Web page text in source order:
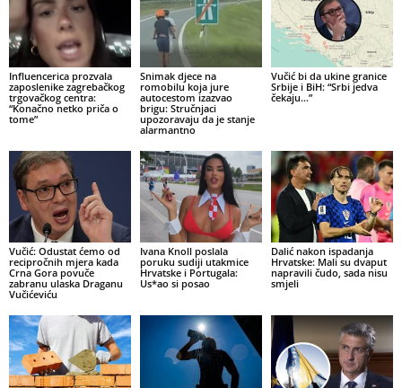
Influencerica prozvala
zaposlenike zagrebačkog
trgovačkog centra:
“Konačno netko priča o
tome”
Snimak djece na
romobilu koja jure
autocestom izazvao
brigu: Stručnjaci
upozoravaju da je stanje
alarmantno
Vučić bi da ukine granice
Srbije i BiH: “Srbi jedva
čekaju…”
Vučić: Odustat ćemo od
recipročnih mjera kada
Crna Gora povuče
zabranu ulaska Draganu
Vučićeviću
Ivana Knoll poslala
poruku sudiji utakmice
Hrvatske i Portugala:
Us*ao si posao
Dalić nakon ispadanja
Hrvatske: Mali su dvaput
napravili čudo, sada nisu
smjeli